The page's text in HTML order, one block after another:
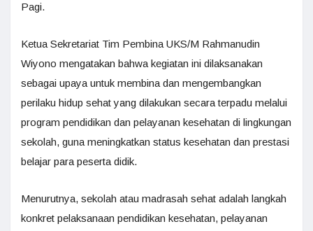
Pagi.
Ketua Sekretariat Tim Pembina UKS/M Rahmanudin
Wiyono mengatakan bahwa kegiatan ini dilaksanakan
sebagai upaya untuk membina dan mengembangkan
perilaku hidup sehat yang dilakukan secara terpadu melalui
program pendidikan dan pelayanan kesehatan di lingkungan
sekolah, guna meningkatkan status kesehatan dan prestasi
belajar para peserta didik.
Menurutnya, sekolah atau madrasah sehat adalah langkah
konkret pelaksanaan pendidikan kesehatan, pelayanan